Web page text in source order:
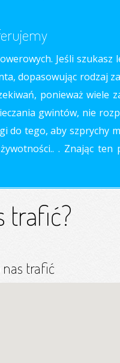
Jeśli szukasz
dopasowując rodzaj
ponieważ wiele
gwintów, nie
tego, aby szprychy
. Znając ten
trafić?
nas trafić